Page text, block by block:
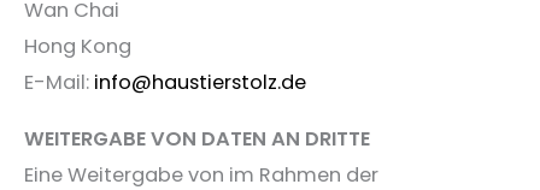
Wan Chai
Hong Kong
E-Mail: info@haustierstolz.de
WEITERGABE VON DATEN AN DRITTE
Eine Weitergabe von im Rahmen der